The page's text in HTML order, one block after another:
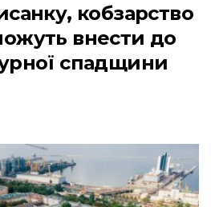
кобзарство
внести до
спадщини